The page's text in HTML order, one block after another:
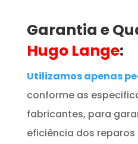
Garantia e
Hugo Lange:
Utilizamos apenas
conforme as
fabricantes, para
eficiência dos reparos